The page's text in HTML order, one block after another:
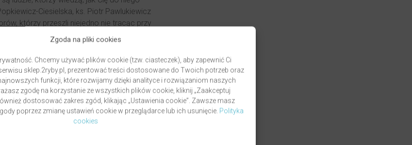
Zgoda na pliki cookies
Chcemy używać plików cookie (tzw. ciasteczek), aby zapewnić Ci
sklep.2ryby.pl, prezentować treści dostosowane do Twoich potrzeb oraz
funkcji, które rozwijamy dzięki analityce i rozwiązaniom naszych
zgodę na korzystanie ze wszystkich plików cookie, kliknij „Zaakceptuj
dostosować zakres zgód, klikając „Ustawienia cookie”. Zawsze masz
poprzez zmianę ustawień cookie w przeglądarce lub ich usunięcie. Polityka
cookies
Ciesielska, ks. Piotr Pawlukiewicz
którzy przeszli niejedno nie tracąc przy
i zdecydowanie warto
jeśli chcesz zrobić krok do pokochania
kryzysy i poznać sposoby na motywację.